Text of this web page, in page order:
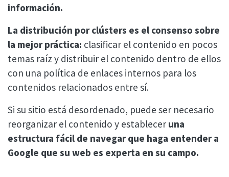
información.
La distribución por clústers es el consenso sobre
la mejor práctica: clasificar el contenido en pocos
temas raíz y distribuir el contenido dentro de ellos
con una política de enlaces internos para los
contenidos relacionados entre sí.
Si su sitio está desordenado, puede ser necesario
reorganizar el contenido y establecer una
estructura fácil de navegar que haga entender a
Google que su web es experta en su campo.